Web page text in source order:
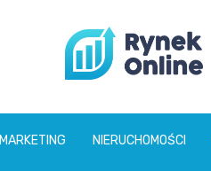
MARKETING NIERUCHOMOŚCI